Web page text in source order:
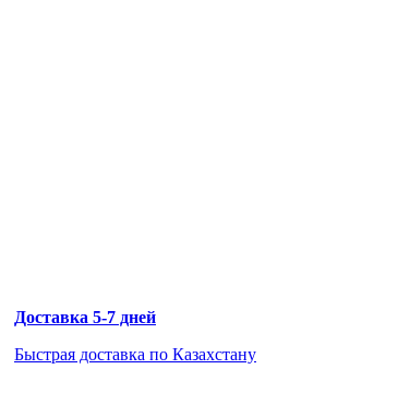
Доставка 5-7 дней
Быстрая доставка по Казахстану